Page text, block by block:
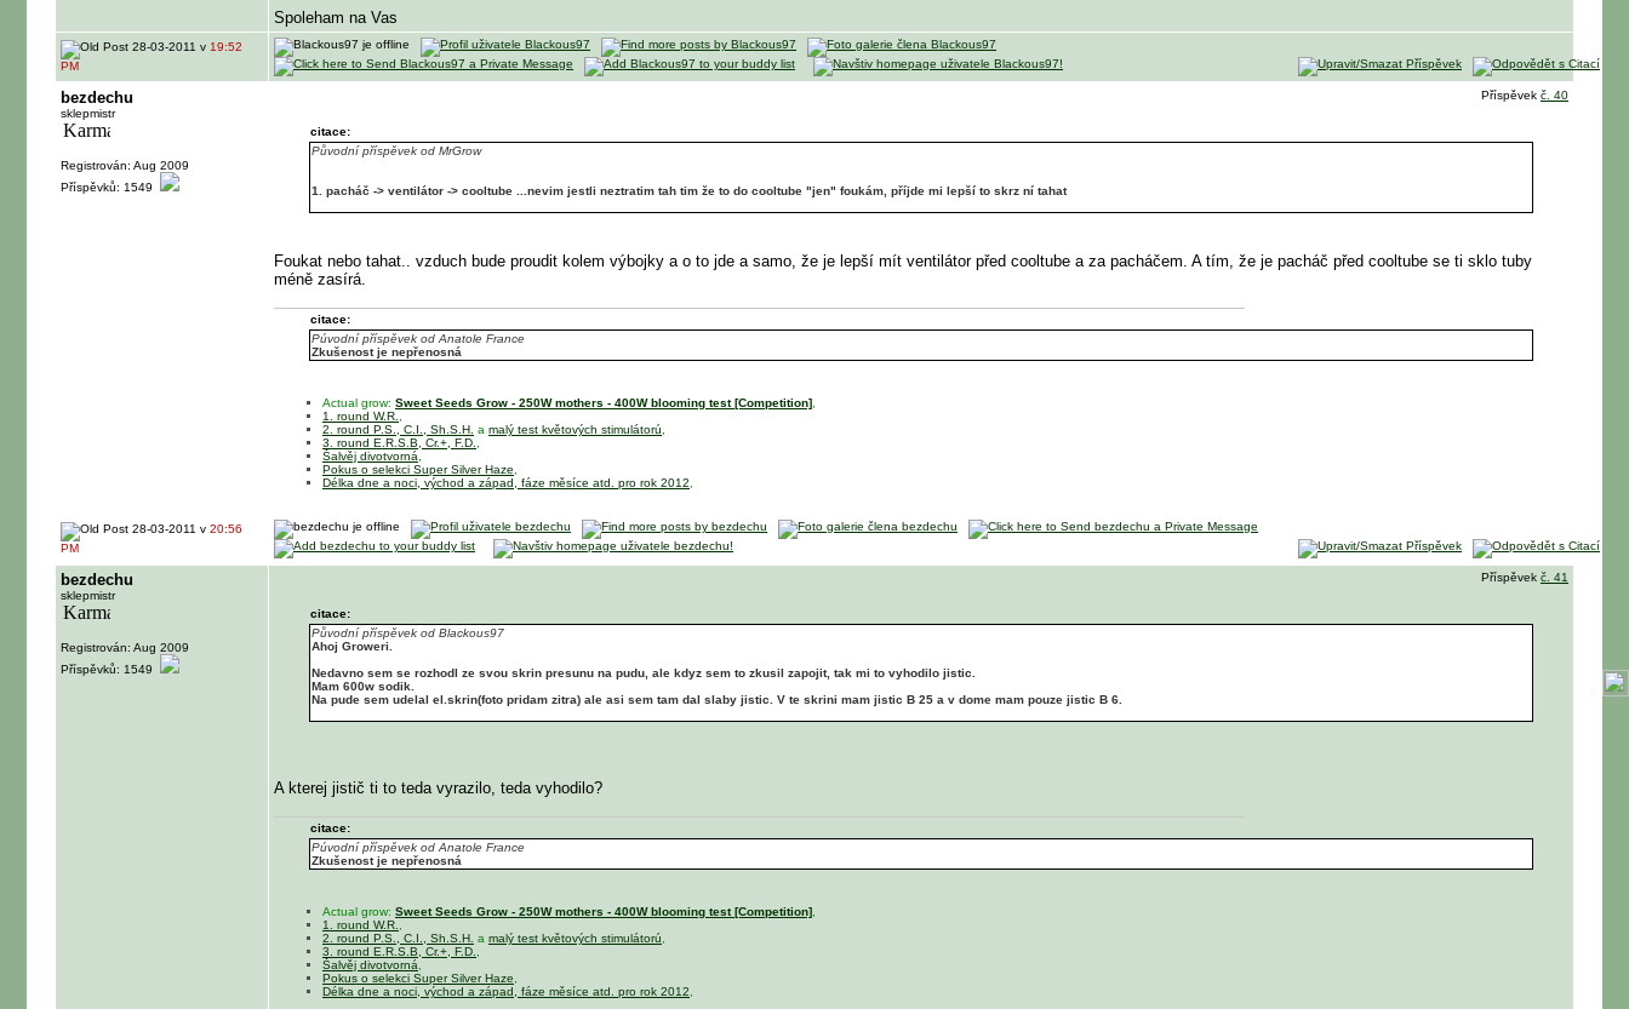
Spoleham na Vas
28-03-2011 v 19:52
PM
bezdechu
sklepmistr
Registrován: Aug 2009
Příspěvků: 1549
Příspěvek č. 40
citace:
Původní příspěvek od MrGrow
1. pacháč -> ventilátor -> cooltube ...nevim jestli neztratim tah tim že to do cooltube "jen" foukám, příjde mi lepší to skrz ní tahat
Foukat nebo tahat.. vzduch bude proudit kolem výbojky a o to jde a samo, že je lepší mít ventilátor před cooltube a za pacháčem. A tím, že je pacháč před cooltube se ti sklo tuby
méně zasírá.
citace:
Púvodní příspěvek od Anatole France
Zkušenost je nepřenosná
Actual grow: Sweet Seeds Grow - 250W mothers - 400W blooming test [Competition]
1. round W.R.
2. round P.S., C.I., Sh.S.H. a malý test květových stimulátorú
3. round E.R.S.B, Cr.+, F.D.
Šalvěj divotvorná
Pokus o selekci Super Silver Haze
Délka dne a noci, východ a západ, fáze měsíce atd. pro rok 2012
28-03-2011 v 20:56
PM
bezdechu
sklepmistr
Registrován: Aug 2009
Příspěvků: 1549
Příspěvek č. 41
citace:
Původní příspěvek od Blackous97
Ahoj Groweri.
Nedavno sem se rozhodl ze svou skrin presunu na pudu, ale kdyz sem to zkusil zapojit, tak mi to vyhodilo jistic.
Mam 600w sodik.
Na pude sem udelal el.skrin(foto pridam zitra) ale asi sem tam dal slaby jistic. V te skrini mam jistic B 25 a v dome mam pouze jistic B 6.
A kterej jistič ti to teda vyrazilo, teda vyhodilo?
citace:
Púvodní příspěvek od Anatole France
Zkušenost je nepřenosná
Actual grow: Sweet Seeds Grow - 250W mothers - 400W blooming test [Competition]
1. round W.R.
2. round P.S., C.I., Sh.S.H. a malý test květových stimulátorú
3. round E.R.S.B, Cr.+, F.D.
Šalvěj divotvorná
Pokus o selekci Super Silver Haze
Délka dne a noci, východ a západ, fáze měsíce atd. pro rok 2012